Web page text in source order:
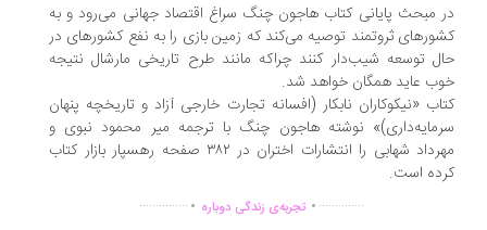
مبحث پایانی کتاب هاجون چنگ سراغ اقتصاد جهانی می‌رود و به
ثروتمند توصیه می‌کند که زمین بازی را به نفع کشورهای در
توسعه شیب‌دار کنند چراکه مانند طرح تاریخی مارشال نتیجه
عاید همگان خواهد شد.
«نیکوکاران نابکار (افسانه تجارت خارجی آزاد و تاریخچه پنهان
نوشته هاجون چنگ با ترجمه میر محمود نبوی و
مهرداد شهابی را انتشارات اختران در ۳۸۲ صفحه رهسپار بازار کتاب
است.
............... .تجربه‌ی زندگی دوباره ...............